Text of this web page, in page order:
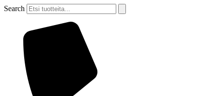
Mene
sisältöön
Search